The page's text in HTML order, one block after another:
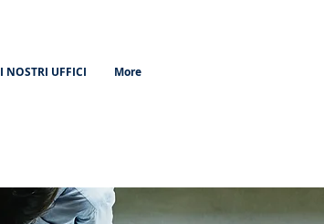
I NOSTRI UFFICI More